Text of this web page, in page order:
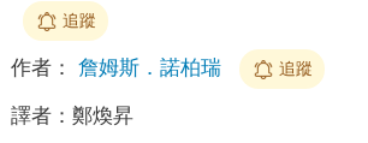
追蹤
作者： 詹姆斯．諾柏瑞 追蹤
譯者： 鄭煥昇